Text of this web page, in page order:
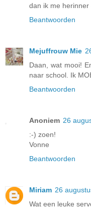
dan ik me
Beantwoorden
Mejuffrouw Mie
Daan, wat mooi!
naar school. Ik
Beantwoorden
Anoniem 26
:-) zoen!
Vonne
Beantwoorden
Miriam 26
Wat een leuke